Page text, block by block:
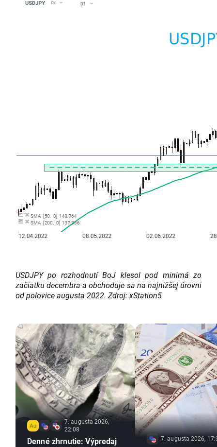
USDJPY po rozhodnutí BoJ klesol pod minimá zo
začiatku decembra a obchoduje sa na najnižšej úrovni
od polovice augusta 2022. Zdroj: xStation5
7. augusta 2026,
22:08
Denné zhrnutie: Výpredaj
7. augusta 2026,